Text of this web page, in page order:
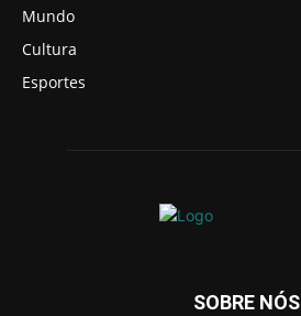
Mundo
Cultura
Esportes
SOBRE NÓS